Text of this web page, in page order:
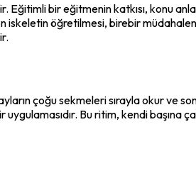
Eğitimli bir eğitmenin katkısı, konu
iskeletin öğretilmesi, birebir
çoğu sekmeleri sırayla okur ve
Bu ritim, kendi